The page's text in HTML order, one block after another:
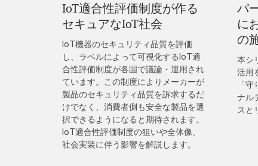
IoT適合性評価制度が作る
セキュアなIoT社会
IoT機器のセキュリティ品質を評価
し、ラベルによって可視化するIoT適
合性評価制度が各国で議論・運用され
ています。この制度によりメーカーが
製品のセキュリティ品質を訴求するだ
けでなく、消費者側も安全な製品を選
択できるようになると期待されます。
IoT適合性評価制度の狙いや全体像、
社会実装に伴う影響を解説します。
パ
に
の
本シ
活用
「
ナル
スと